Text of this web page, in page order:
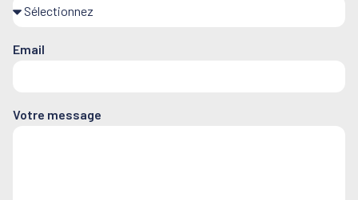
Email
Votre message